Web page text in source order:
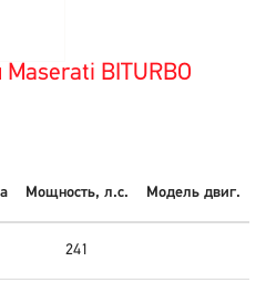
BITURBO
Мощность, л.с. Модель двиг.
241